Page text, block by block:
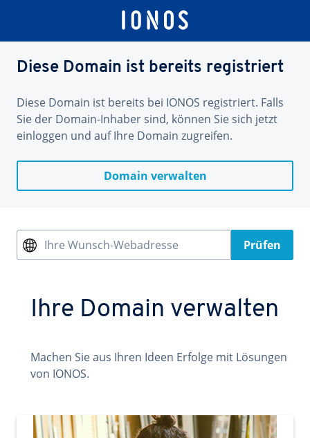
Diese Domain ist bereits registriert
Diese Domain ist bereits bei IONOS registriert. Falls
Sie der Domain-Inhaber sind, können Sie sich jetzt
einloggen und auf Ihre Domain zugreifen.
Domain verwalten
Ihre Wunsch-Webadresse Prüfen
Ihre Domain verwalten
Machen Sie aus Ihren Ideen Erfolge mit Lösungen
von IONOS.